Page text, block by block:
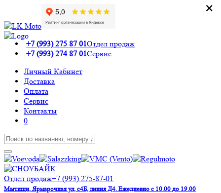
+7 (993) 275 87 01Отдел продаж
+7 (993) 274 87 01Сервис
Личный Кабинет
Доставка
Оплата
Сервис
Контакты
0
Отдел продаж+7 (993) 275-87-01
Мытищи, Ярмарочная ул, с4Б, линия Д4. Ежедневно с 10.00 до 19.00
×
×